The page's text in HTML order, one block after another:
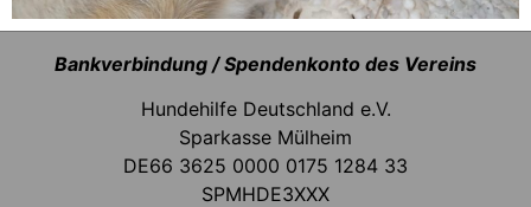
Bankverbindung / Spendenkonto des Vereins
Hundehilfe Deutschland e.V.
Sparkasse Mülheim
DE66 3625 0000 0175 1284 33
SPMHDE3XXX